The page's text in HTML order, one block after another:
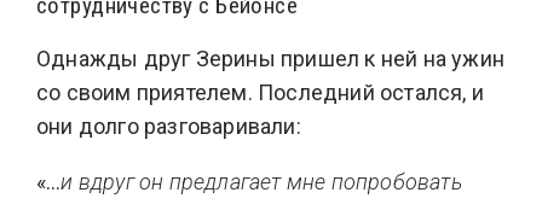
сотрудничеству с Бейонсе
Однажды друг Зерины пришел к ней на ужин
со своим приятелем. Последний остался, и
они долго разговаривали:
«…и вдруг он предлагает мне попробовать